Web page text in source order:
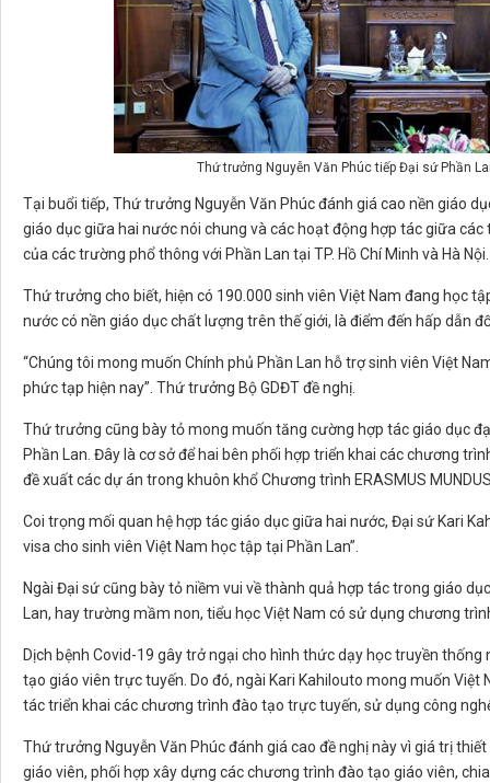
Thứ trưởng Nguyễn Văn Phúc tiếp Đại sứ Phần
Tại buổi tiếp, Thứ trưởng Nguyễn Văn Phúc đánh giá cao nền giáo
giáo dục giữa hai nước nói chung và các hoạt động hợp tác giữa
của các trường phổ thông với Phần Lan tại TP. Hồ Chí Minh và Hà Nội.
Thứ trưởng cho biết, hiện có 190.000 sinh viên Việt Nam đang học
nước có nền giáo dục chất lượng trên thế giới, là điểm đến hấp dẫn
“Chúng tôi mong muốn Chính phủ Phần Lan hỗ trợ sinh viên Việt
phức tạp hiện nay”. Thứ trưởng Bộ GDĐT đề nghị.
Thứ trưởng cũng bày tỏ mong muốn tăng cường hợp tác giáo dục
Phần Lan. Đây là cơ sở để hai bên phối hợp triển khai các chương
đề xuất các dự án trong khuôn khổ Chương trình ERASMUS
Coi trọng mối quan hệ hợp tác giáo dục giữa hai nước, Đại sứ Kari
visa cho sinh viên Việt Nam học tập tại Phần Lan”.
Ngài Đại sứ cũng bày tỏ niềm vui về thành quả hợp tác trong giáo
Lan, hay trường mầm non, tiểu học Việt Nam có sử dụng chương
Dịch bệnh Covid-19 gây trở ngại cho hình thức dạy học truyền
tạo giáo viên trực tuyến. Do đó, ngài Kari Kahilouto mong muốn
tác triển khai các chương trình đào tạo trực tuyến, sử dụng công
Thứ trưởng Nguyễn Văn Phúc đánh giá cao đề nghị này vì giá trị
giáo viên, phối hợp xây dựng các chương trình đào tạo giáo viên,